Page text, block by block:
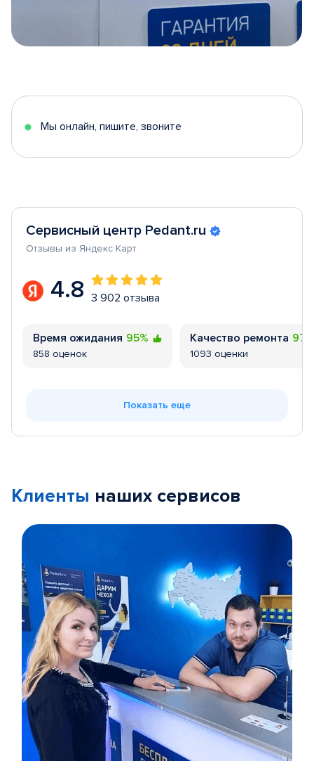
5
Мы онлайн, пишите, звоните
Сервисный центр Pedant.ru
Отзывы из Яндекс Карт
4.8 3 902 отзыва
Время ожидания 95%
858 оценок
Качество ремонта
1093 оценки
Показать еще
Клиенты наших сервисов